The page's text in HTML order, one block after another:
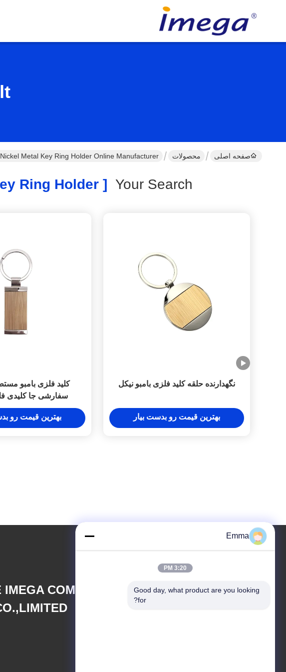
صفحه اصلی محصولات Metal Key Ring Holder Online Manufacturer
Your Search
[ Bamboo Nickel Metal Key Ring Holder ]
نگهدارنده حلقه کلید فلزی بامبو نیکل
بهترین قیمت رو بدست بیار
کلید فلزی بامبو
سفارشی جا کلیدی
بهترین قیمت رو
IMEGA COMPANY LIMITED
Emma
3:20 PM
Good day, what product are you looking
for?